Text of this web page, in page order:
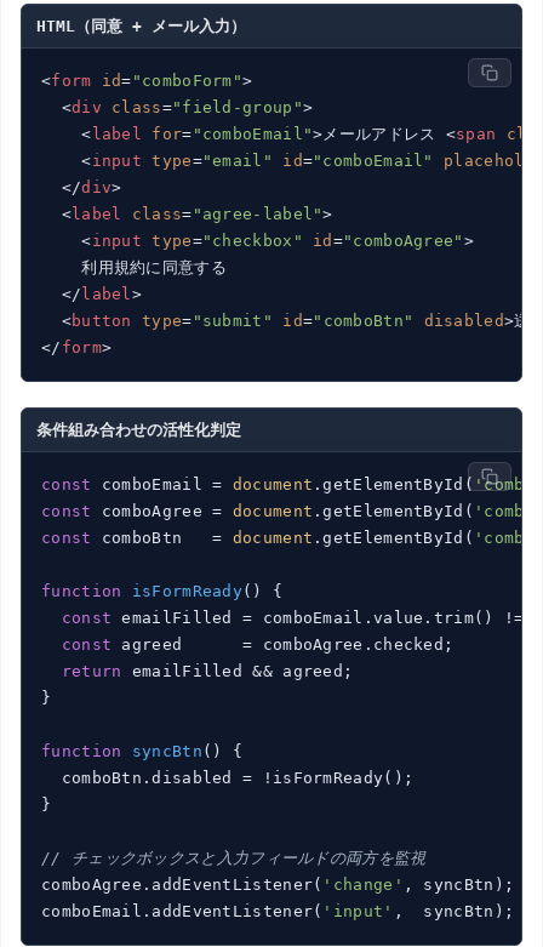
HTML（同意 + メール入力）
<form id= "comboForm">
<div class="field-group">
< label for= "comboEmail">メールアドレス <span
<input type="email" id="comboEmail"
</div>
<label class= "agree-label">
<input type="checkbox" id ="comboAgree" >
    利用規約に同意する
</ label>
<button type= "submit" id="comboBtn" disabled>送
</ form>
条件組み合わせの活性化判定
const comboEmail = document .getElementById(
const comboAgree = document .getElementById(
const comboBtn   = document .getElementById(
function isFormReady( ) {
const emailFilled = comboEmail.value.trim()
const agreed      = comboAgree.checked;
return emailFilled && agreed;
}
function syncBtn ( ) {
  comboBtn.disabled = !isFormReady();
}
// チェックボックスと入力フィールドの両方を監視
comboAgree.addEventListener( 'change' , syncBtn);
comboEmail.addEventListener( 'input' ,  syncBtn);